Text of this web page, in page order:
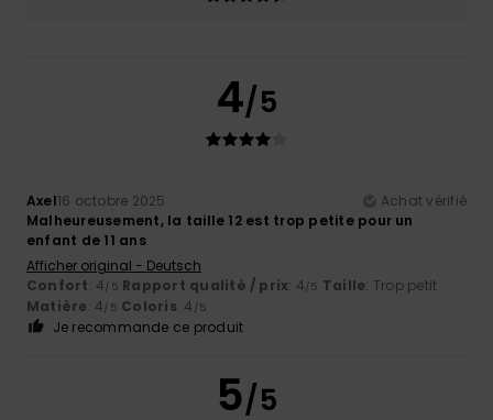
4/5
Axel16 octobre 2025
Achat vérifié
Malheureusement, la taille 12 est trop petite pour un
enfant de 11 ans
Afficher original - Deutsch
Confort: 4/5 Rapport qualité / prix: 4/5 Taille: Trop petit
Matière: 4/5 Coloris: 4 /5
Je recommande ce produit
5/5